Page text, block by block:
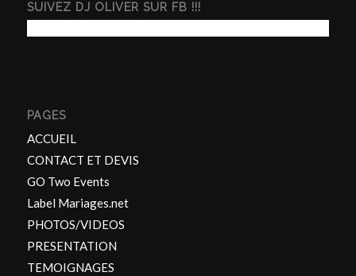
SUIVEZ DJ OLIVER SUR FB !!!
PAGES
ACCUEIL
CONTACT ET DEVIS
GO Two Events
Label Mariages.net
PHOTOS/VIDEOS
PRESENTATION
TEMOIGNAGES